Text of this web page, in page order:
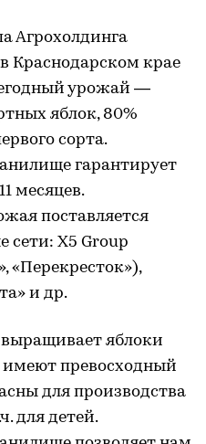
Агрохолдинга
Краснодарском крае
урожай —
яблок, 80%
сорта.
гарантирует
месяцев.
поставляется
сети: X5 Group
«Перекресток»),
и др.
яблоки
имеют превосходный
для производства
для детей.